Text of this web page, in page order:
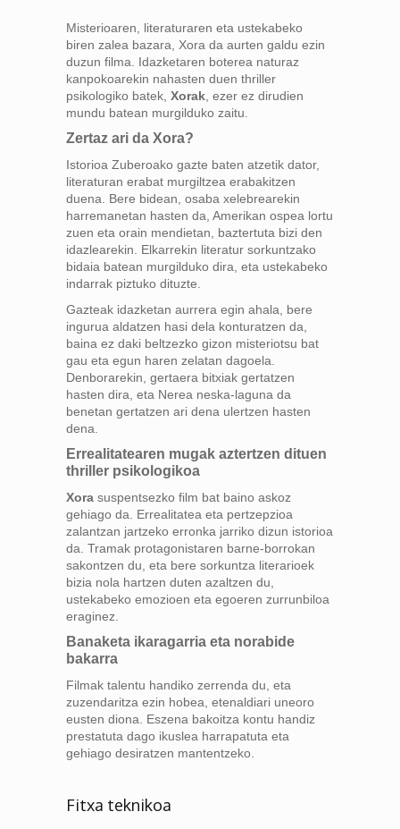
Misterioaren, literaturaren eta ustekabeko
biren zalea bazara, Xora da aurten galdu ezin
duzun filma. Idazketaren boterea naturaz
kanpokoarekin nahasten duen thriller
psikologiko batek, Xorak , ezer ez dirudien
mundu batean murgilduko zaitu.
Zertaz ari da Xora?
Istorioa Zuberoako gazte baten atzetik dator,
literaturan erabat murgiltzea erabakitzen
duena. Bere bidean, osaba xelebrearekin
harremanetan hasten da, Amerikan ospea lortu
zuen eta orain mendietan, baztertuta bizi den
idazlearekin. Elkarrekin literatur sorkuntzako
bidaia batean murgilduko dira, eta ustekabeko
indarrak piztuko dituzte.
Gazteak idazketan aurrera egin ahala, bere
ingurua aldatzen hasi dela konturatzen da,
baina ez daki beltzezko gizon misteriotsu bat
gau eta egun haren zelatan dagoela.
Denborarekin, gertaera bitxiak gertatzen
hasten dira, eta Nerea neska-laguna da
benetan gertatzen ari dena ulertzen hasten
dena.
Errealitatearen mugak aztertzen dituen
thriller psikologikoa
Xora suspentsezko film bat baino askoz
gehiago da. Errealitatea eta pertzepzioa
zalantzan jartzeko erronka jarriko dizun istorioa
da. Tramak protagonistaren barne-borrokan
sakontzen du, eta bere sorkuntza literarioek
bizia nola hartzen duten azaltzen du,
ustekabeko emozioen eta egoeren zurrunbiloa
eraginez.
Banaketa ikaragarria eta norabide
bakarra
Filmak talentu handiko zerrenda du, eta
zuzendaritza ezin hobea, etenaldiari uneoro
eusten diona. Eszena bakoitza kontu handiz
prestatuta dago ikuslea harrapatuta eta
gehiago desiratzen mantentzeko.
Fitxa teknikoa